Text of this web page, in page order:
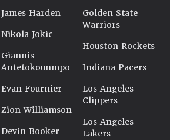
James Harden
Nikola Jokic
Giannis
Antetokounmpo
Evan Fournier
Zion Williamson
Devin Booker
Golden State
Warriors
Houston Rockets
Indiana Pacers
Los Angeles
Clippers
Los Angeles
Lakers